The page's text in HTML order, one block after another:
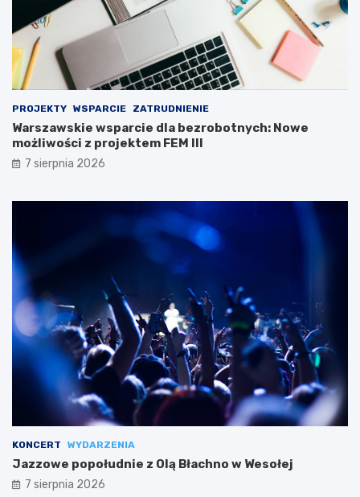
PROJEKTY WSPARCIE ZATRUDNIENIE
Warszawskie wsparcie dla bezrobotnych: Nowe
możliwości z projektem FEM III
7 sierpnia 2026
KONCERT WYDARZENIA
Jazzowe popołudnie z Olą Błachno w Wesołej
7 sierpnia 2026